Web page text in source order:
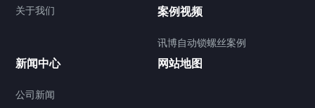
关于我们
案例视频
讯博自动锁螺丝案例
新闻中心
公司新闻
网站地图